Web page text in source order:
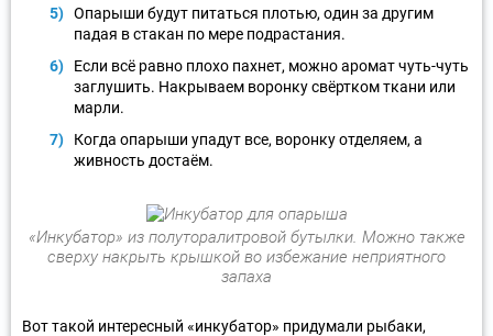
Опарыши будут питаться плотью, один за другим
падая в стакан по мере подрастания.
Если всё равно плохо пахнет, можно аромат чуть-чуть
заглушить. Накрываем воронку свёртком ткани или
марли.
Когда опарыши упадут все, воронку отделяем, а
живность достаём.
«Инкубатор» из полуторалитровой бутылки. Можно также
сверху накрыть крышкой во избежание неприятного
запаха
Вот такой интересный «инкубатор» придумали рыбаки,